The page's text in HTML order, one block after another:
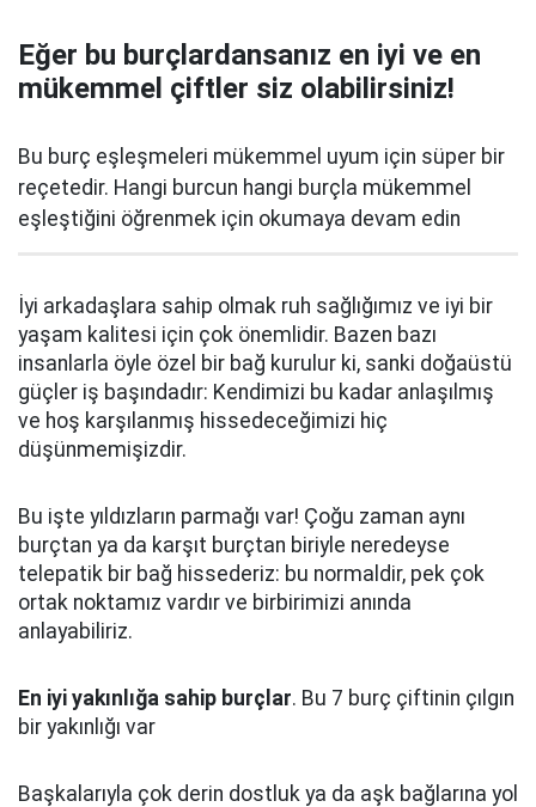
Eğer bu burçlardansanız en iyi ve en
mükemmel çiftler siz olabilirsiniz!
Bu burç eşleşmeleri mükemmel uyum için süper bir
reçetedir. Hangi burcun hangi burçla mükemmel
eşleştiğini öğrenmek için okumaya devam edin
İyi arkadaşlara sahip olmak ruh sağlığımız ve iyi bir
yaşam kalitesi için çok önemlidir. Bazen bazı
insanlarla öyle özel bir bağ kurulur ki, sanki doğaüstü
güçler iş başındadır: Kendimizi bu kadar anlaşılmış
ve hoş karşılanmış hissedeceğimizi hiç
düşünmemişizdir.
Bu işte yıldızların parmağı var! Çoğu zaman aynı
burçtan ya da karşıt burçtan biriyle neredeyse
telepatik bir bağ hissederiz: bu normaldir, pek çok
ortak noktamız vardır ve birbirimizi anında
anlayabiliriz.
En iyi yakınlığa sahip burçlar. Bu 7 burç çiftinin çılgın
bir yakınlığı var
Başkalarıyla çok derin dostluk ya da aşk bağlarına yol